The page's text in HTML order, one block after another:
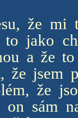
že mi
jako
a že
že jsem
že
on sám